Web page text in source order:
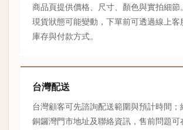
商品頁提供價格、尺寸、顏色與實拍細節
現貨狀態可能變動，下單前可透過線上客
庫存與付款方式。
台灣配送
台灣顧客可先諮詢配送範圍與預計時間；
銅鑼灣門市地址及聯絡資訊，售前問題可